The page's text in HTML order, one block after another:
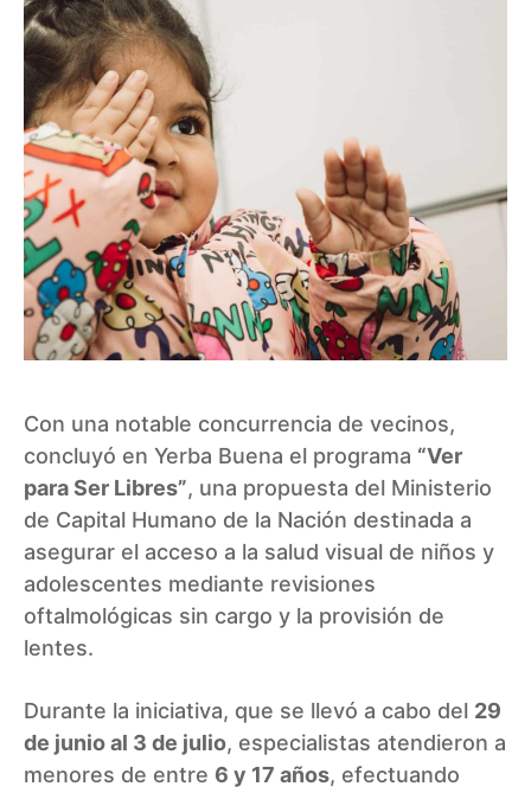
Con una notable concurrencia de vecinos,
concluyó en Yerba Buena el programa “Ver
para Ser Libres”, una propuesta del Ministerio
de Capital Humano de la Nación destinada a
asegurar el acceso a la salud visual de niños y
adolescentes mediante revisiones
oftalmológicas sin cargo y la provisión de
lentes.
Durante la iniciativa, que se llevó a cabo del 29
de junio al 3 de julio, especialistas atendieron a
menores de entre 6 y 17 años, efectuando